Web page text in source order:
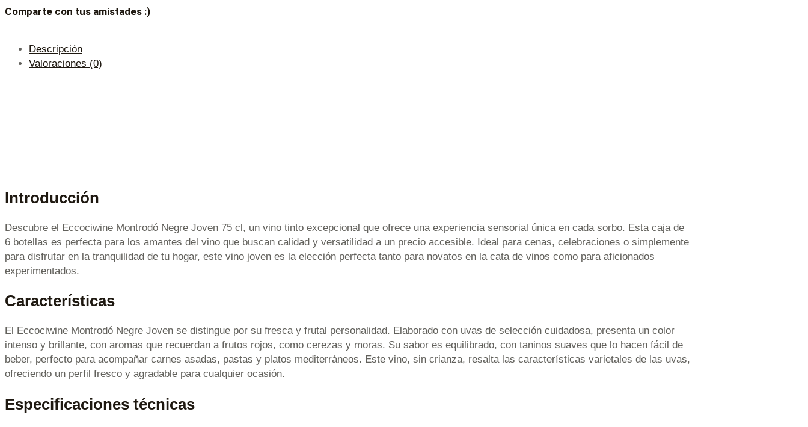
Comparte con tus amistades :)
Descripción
Valoraciones (0)
Introducción
Descubre el Eccociwine Montrodó Negre Joven 75 cl, un vino tinto excepcional que ofrece una experiencia sensorial única en cada sorbo. Esta caja de
6 botellas es perfecta para los amantes del vino que buscan calidad y versatilidad a un precio accesible. Ideal para cenas, celebraciones o simplemente
para disfrutar en la tranquilidad de tu hogar, este vino joven es la elección perfecta tanto para novatos en la cata de vinos como para aficionados
experimentados.
Características
El Eccociwine Montrodó Negre Joven se distingue por su fresca y frutal personalidad. Elaborado con uvas de selección cuidadosa, presenta un color
intenso y brillante, con aromas que recuerdan a frutos rojos, como cerezas y moras. Su sabor es equilibrado, con taninos suaves que lo hacen fácil de
beber, perfecto para acompañar carnes asadas, pastas y platos mediterráneos. Este vino, sin crianza, resalta las características varietales de las uvas,
ofreciendo un perfil fresco y agradable para cualquier ocasión.
Especificaciones técnicas